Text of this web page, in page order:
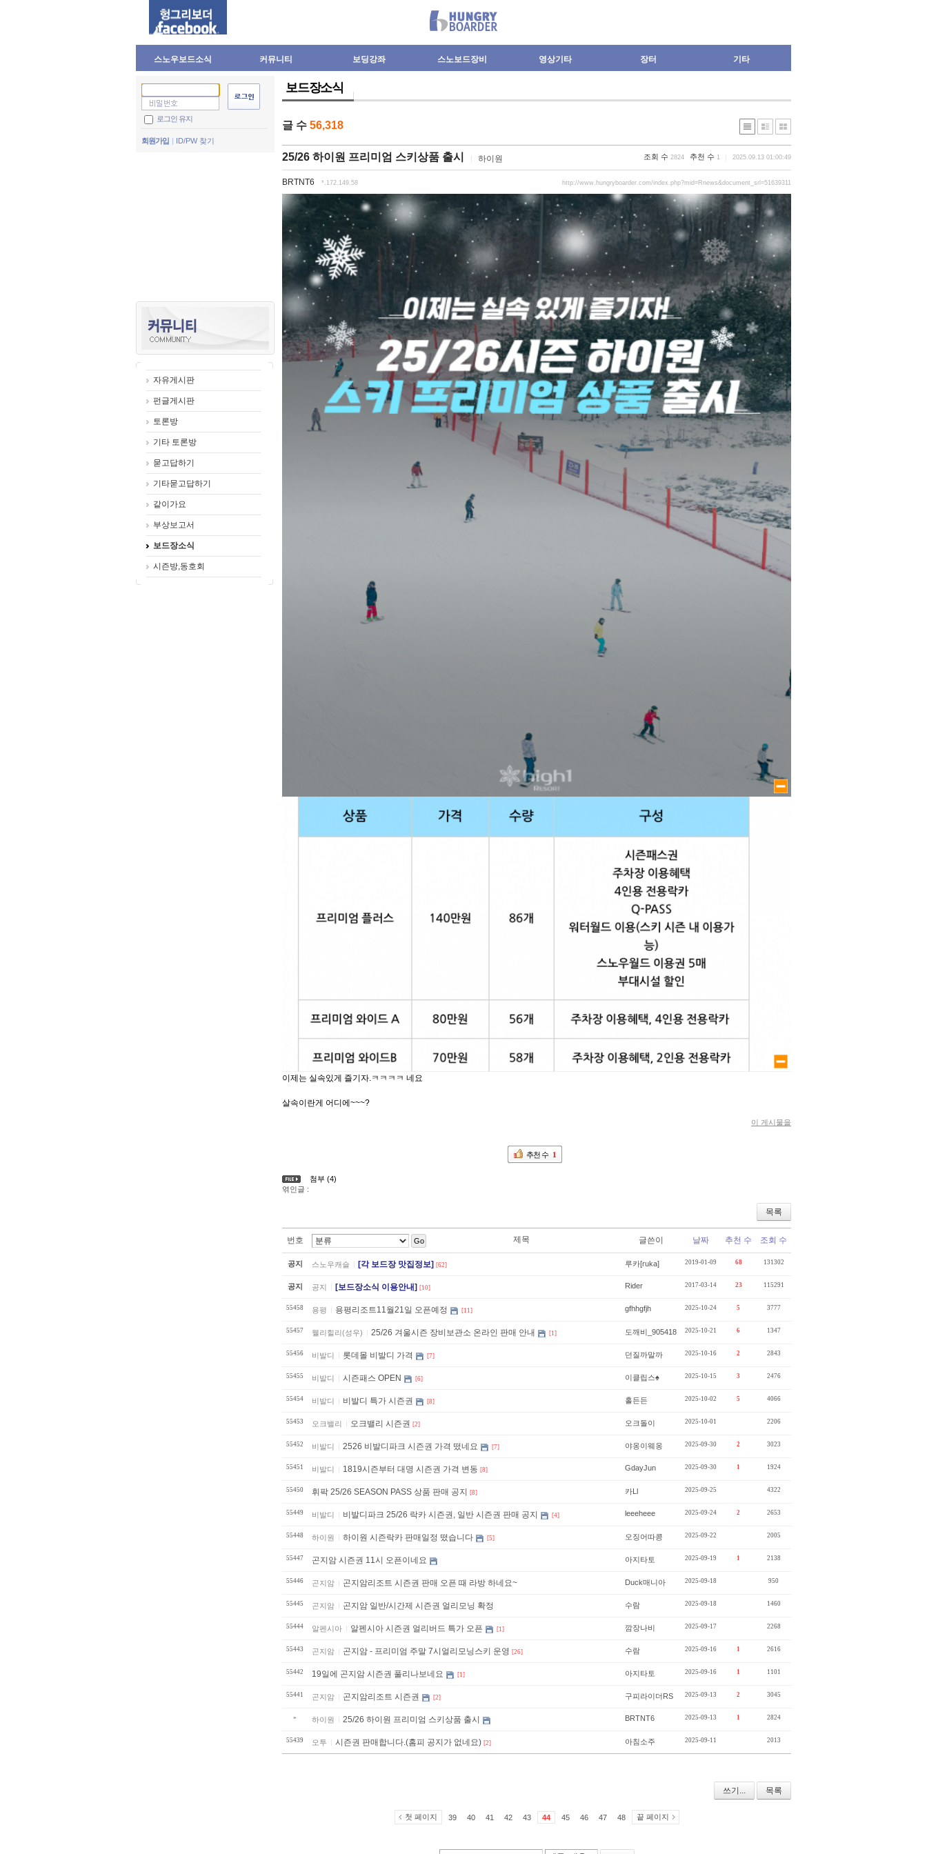
스노우보드소식 커뮤니티 보딩강좌 스노보드장비 영상기타 장터 기타
로그인 유지
회원가입 ID/PW 찾기
자유게시판
펀글게시판
토론방
기타 토론방
묻고답하기
기타묻고답하기
같이가요
부상보고서
보드장소식
시즌방,동호회
보드장소식
글 수 56,318
25/26 하이원 프리미엄 스키상품 출시 하이원 조회 수 2824 추천 수 1 2025.09.13 01:00:49
BRTNT6 *.172.149.58 http://www.hungryboarder.com/index.php?mid=Rnews&document_srl=51639311
이제는 실속있게 즐기자.ㅋㅋㅋㅋ 네요
살속이란게 어디에~~~?
이 게시물을
추천 수 1
첨부 (4)
엮인글 :
목록
번호 Go 제목 글쓴이 날짜 추천 수 조회 수
공지 스노우캐슬 [각 보드장 맛집정보] [62] 루카[ruka] 2019-01-09 68 131302
공지 공지 [보드장소식 이용안내] [10] Rider 2017-03-14 23 115291
55458 용평 용평리조트11월21일 오픈예정 [11] gfhhgfjh 2025-10-24 5 3777
55457 웰리힐리(성우) 25/26 겨울시즌 장비보관소 온라인 판매 안내 [1] 도깨비_905418 2025-10-21 6 1347
55456 비발디 롯데몰 비발디 가격 [7] 던질까말까 2025-10-16 2 2843
55455 비발디 시즌패스 OPEN [6] 이클립스♠ 2025-10-15 3 2476
55454 비발디 비발디 특가 시즌권 [8] 홀든든 2025-10-02 5 4066
55453 오크밸리 오크밸리 시즌권 [2] 오크돌이 2025-10-01 2206
55452 비발디 2526 비발디파크 시즌권 가격 떴네요 [7] 야옹이웨옹 2025-09-30 2 3023
55451 비발디 1819시즌부터 대명 시즌권 가격 변동 [8] GdayJun 2025-09-30 1 1924
55450 휘팍 25/26 SEASON PASS 상품 판매 공지 [8] 카Ll 2025-09-25 4322
55449 비발디 비발디파크 25/26 락카 시즌권, 일반 시즌권 판매 공지 [4] leeeheee 2025-09-24 2 2653
55448 하이원 하이원 시즌락카 판매일정 떴습니다 [5] 오징어따콩 2025-09-22 2005
55447 곤지암 시즌권 11시 오픈이네요 아지타토 2025-09-19 1 2138
55446 곤지암 곤지암리조트 시즌권 판매 오픈 때 라방 하네요~ Duck매니아 2025-09-18 950
55445 곤지암 곤지암 일반/시간제 시즌권 얼리모닝 확정 수람 2025-09-18 1460
55444 알펜시아 알펜시아 시즌권 얼리버드 특가 오픈 [1] 깜장나비 2025-09-17 2268
55443 곤지암 곤지암 - 프리미엄 주말 7시얼리모닝스키 운영 [26] 수람 2025-09-16 1 2616
55442 19일에 곤지암 시즌권 풀리나보네요 [1] 아지타토 2025-09-16 1 1101
55441 곤지암 곤지암리조트 시즌권 [2] 구피라이더RS 2025-09-13 2 3045
» 하이원 25/26 하이원 프리미엄 스키상품 출시 BRTNT6 2025-09-13 1 2824
55439 오투 시즌권 판매합니다.(홈피 공지가 없네요) [2] 아침소주 2025-09-11 2013
쓰기... 목록
첫 페이지 39 40 41 42 43 44 45 46 47 48 끝 페이지